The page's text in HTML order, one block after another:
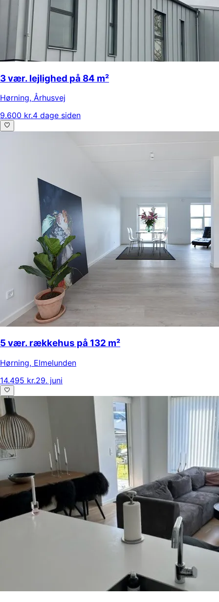
3 vær. lejlighed på 84 m²
Hørning, Århusvej
9.600 kr.4 dage siden
5 vær. rækkehus på 132 m²
Hørning, Elmelunden
14.495 kr.29. juni